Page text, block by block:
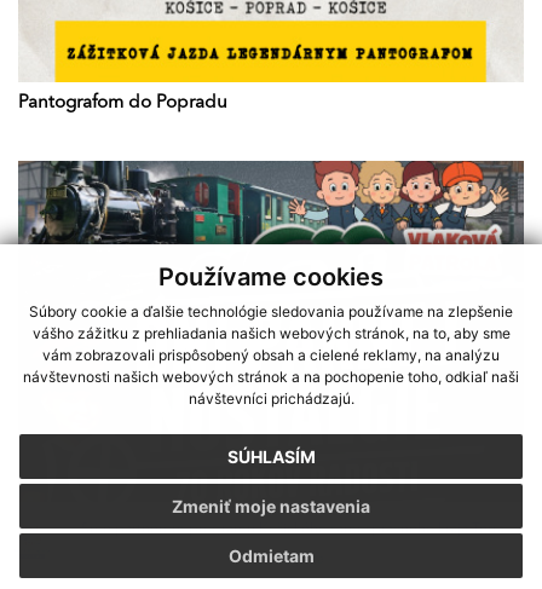
Používame cookies
Súbory cookie a ďalšie technológie sledovania používame na zlepšenie
vášho zážitku z prehliadania našich webových stránok, na to, aby sme
vám zobrazovali prispôsobený obsah a cielené reklamy, na analýzu
návštevnosti našich webových stránok a na pochopenie toho, odkiaľ naši
návštevníci prichádzajú.
SÚHLASÍM
Odmietam
Zmeniť moje nastavenia
Sme partnerom programu Košického samosprávneho kraja Terra
Incognita
Pantografom do Popradu
DNI PARNEJ NOSTALGIE 16-17.8.